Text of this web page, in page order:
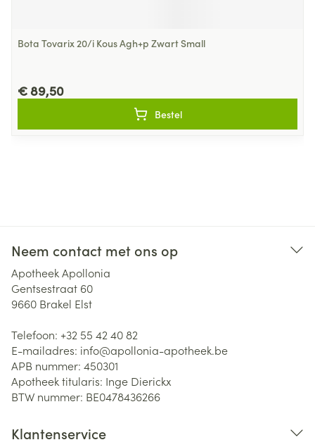
Bota Tovarix 20/i Kous Agh+p Zwart Small
€ 89,50
Bestel
Neem contact met ons op
Apotheek Apollonia
Gentsestraat 60
9660 Brakel Elst
Telefoon: +32 55 42 40 82
E-mailadres: info@apollonia-apotheek.be
APB nummer: 450301
Apotheek titularis: Inge Dierickx
BTW nummer: BE0478436266
Klantenservice